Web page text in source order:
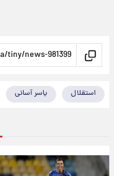
استقلال یاسر آسانی